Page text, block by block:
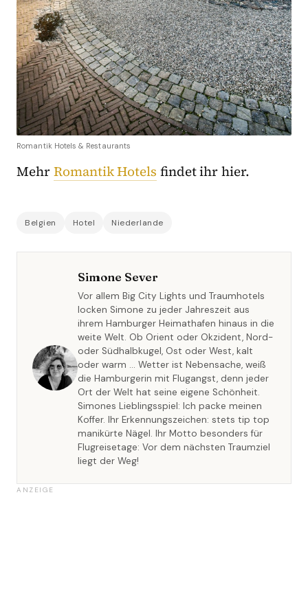
Romantik Hotels & Restaurants
MehrRomantik Hotels findet ihr hier.
Belgien Hotel Niederlande
Simone Sever
Vor allem Big City Lights und Traumhotels
locken Simone zu jeder Jahreszeit aus
ihrem Hamburger Heimathafen hinaus in die
weite Welt. Ob Orient oder Okzident, Nord-
oder Südhalbkugel, Ost oder West, kalt
oder warm … Wetter ist Nebensache, weiß
die Hamburgerin mit Flugangst, denn jeder
Ort der Welt hat seine eigene Schönheit.
Simones Lieblingsspiel: Ich packe meinen
Koffer. Ihr Erkennungszeichen: stets tip top
manikürte Nägel. Ihr Motto besonders für
Flugreisetage: Vor dem nächsten Traumziel
liegt der Weg!
ANZEIGE